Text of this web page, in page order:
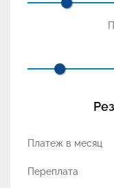
Платеж в месяц
Переплата